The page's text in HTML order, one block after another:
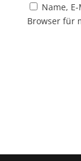
Name,
Browser für